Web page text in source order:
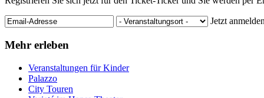
Jetzt
Mehr erleben
Veranstaltungen für Kinder
Palazzo
City Touren